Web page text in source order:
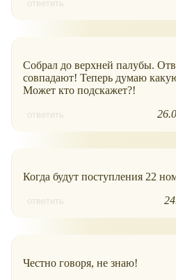
ответить
Собрал до верхней палубы.
совпадают! Теперь думаю
Может кто подскажет?!
ответить
Когда будут поступления 22
ответить
Честно говоря, не знаю!